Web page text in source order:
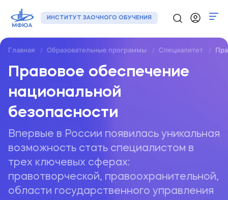
ИНСТИТУТ ЗАОЧНОГО ОБУЧЕНИЯ
О нас
Новости
Контакты
+7 (495) 133-72-00
Регионы
Главная Образовательные программы Специалитет
Правовое обеспечение
национальной
безопасности
Впервые в России появилась уникальная
возможность стать специалистом в
трех ключевых сферах:
правотворческой, правоохранительной,
области государственного управления